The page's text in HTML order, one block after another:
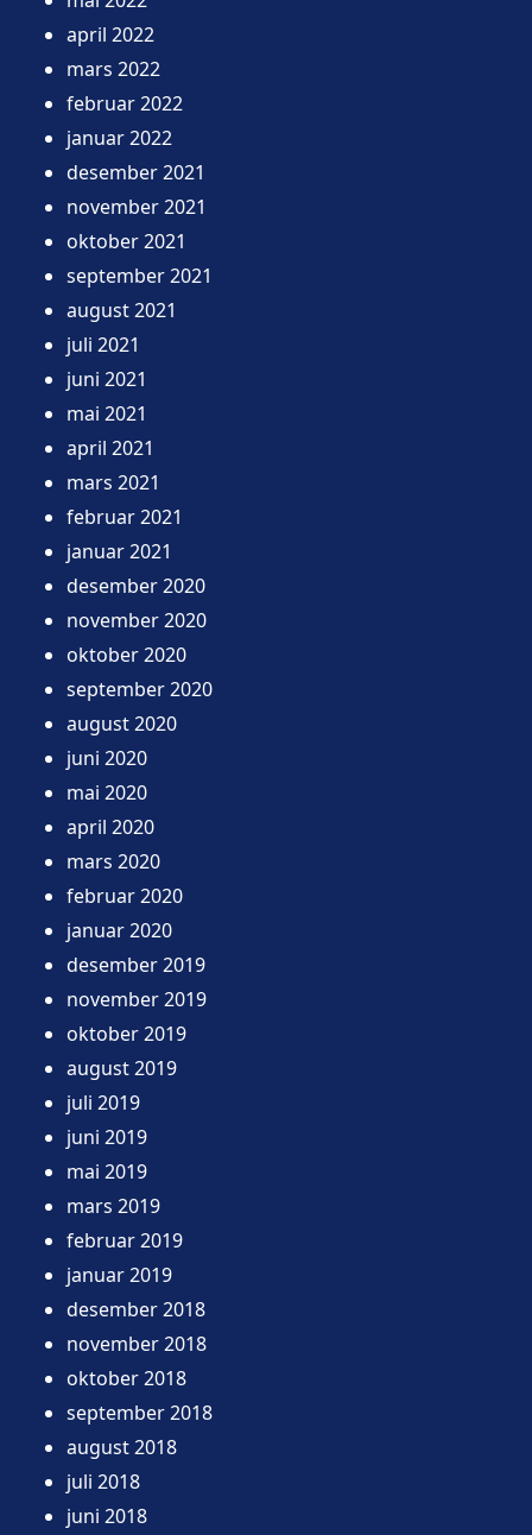
april 2022
mars 2022
februar 2022
januar 2022
desember 2021
november 2021
oktober 2021
september 2021
august 2021
juli 2021
juni 2021
mai 2021
april 2021
mars 2021
februar 2021
januar 2021
desember 2020
november 2020
oktober 2020
september 2020
august 2020
juni 2020
mai 2020
april 2020
mars 2020
februar 2020
januar 2020
desember 2019
november 2019
oktober 2019
august 2019
juli 2019
juni 2019
mai 2019
mars 2019
februar 2019
januar 2019
desember 2018
november 2018
oktober 2018
september 2018
august 2018
juli 2018
juni 2018